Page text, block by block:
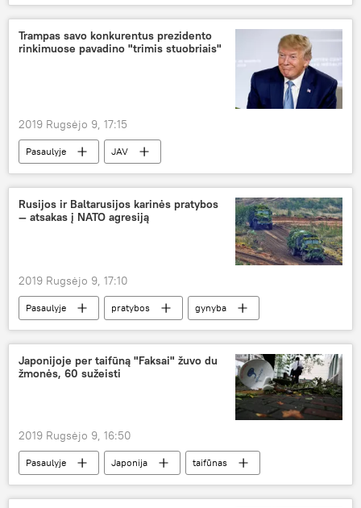
sutuoktiniai
Trampas savo konkurentus prezidento
rinkimuose pavadino "trimis stuobriais"
2019 Rugsėjo 9, 17:15
Pasaulyje JAV
Rusijos ir Baltarusijos karinės pratybos
— atsakas į NATO agresiją
2019 Rugsėjo 9, 17:10
Pasaulyje pratybos gynyba
Japonijoje per taifūną "Faksai" žuvo du
žmonės, 60 sužeisti
2019 Rugsėjo 9, 16:50
Pasaulyje Japonija
taifūnas
stichinės nelaimės